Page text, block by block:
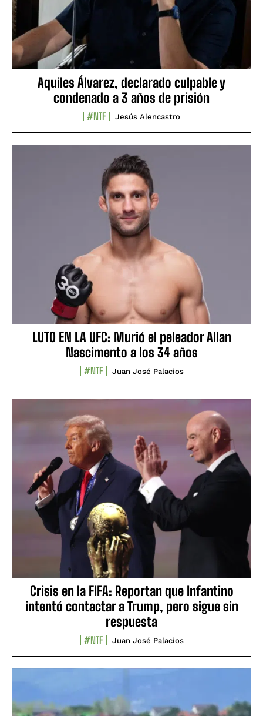
Aquiles Álvarez, declarado culpable y
condenado a 3 años de prisión
#NTF Jesús Alencastro
LUTO EN LA UFC: Murió el peleador Allan
Nascimento a los 34 años
#NTF Juan José Palacios
Crisis en la FIFA: Reportan que Infantino
intentó contactar a Trump, pero sigue sin
respuesta
#NTF Juan José Palacios